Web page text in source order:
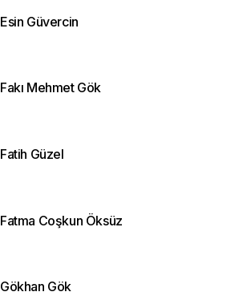
Esin Güvercin
Fakı Mehmet Gök
Fatih Güzel
Fatma Coşkun Öksüz
Gökhan Gök